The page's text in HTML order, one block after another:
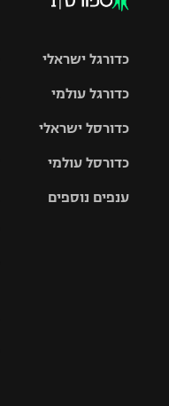
כדורגל ישראלי
גביע הטוטו
כדורגל עולמי
האלופות
ליגה
כדורסל ישראלי
סל
כדורסל עולמי
ענפים נוספים